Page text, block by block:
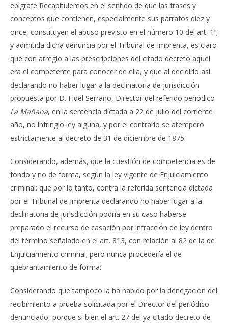
epígrafe Recapitulemos en el sentido de que las frases y
conceptos que contienen, especialmente sus párrafos diez y
once, constituyen el abuso previsto en el número 10 del art. 1º;
y admitida dicha denuncia por el Tribunal de Imprenta, es claro
que con arreglo a las prescripciones del citado decreto aquel
era el competente para conocer de ella, y que al decidirlo así
declarando no haber lugar a la declinatoria de jurisdicción
propuesta por D. Fidel Serrano, Director del referido periódico
La Mañana, en la sentencia dictada a 22 de julio del corriente
año, no infringió ley alguna, y por el contrario se atemperó
estrictamente al decreto de 31 de diciembre de 1875:
Considerando, además, que la cuestión de competencia es de
fondo y no de forma, según la ley vigente de Enjuiciamiento
criminal: que por lo tanto, contra la referida sentencia dictada
por el Tribunal de Imprenta declarando no haber lugar a la
declinatoria de jurisdicción podría en su caso haberse
preparado el recurso de casación por infracción de ley dentro
del término señalado en el art. 813, con relación al 82 de la de
Enjuiciamiento criminal; pero nunca procedería el de
quebrantamiento de forma:
Considerando que tampoco la ha habido por la denegación del
recibimiento a prueba solicitada por el Director del periódico
denunciado, porque si bien el art. 27 del ya citado decreto de